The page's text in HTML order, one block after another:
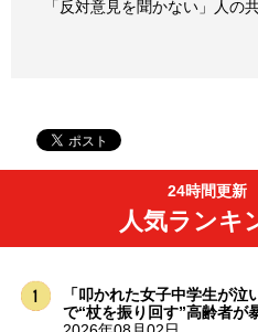
「反対意見を聞かない」人の
24時間更新
人気ランキ
「叩かれた女子中学生が泣
で“杖を振り回す”高齢者が